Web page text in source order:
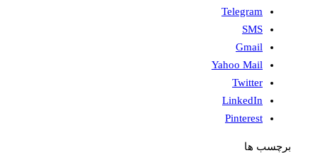
Telegram
SMS
Gmail
Yahoo Mail
Twitter
LinkedIn
Pinterest
برچسب ها